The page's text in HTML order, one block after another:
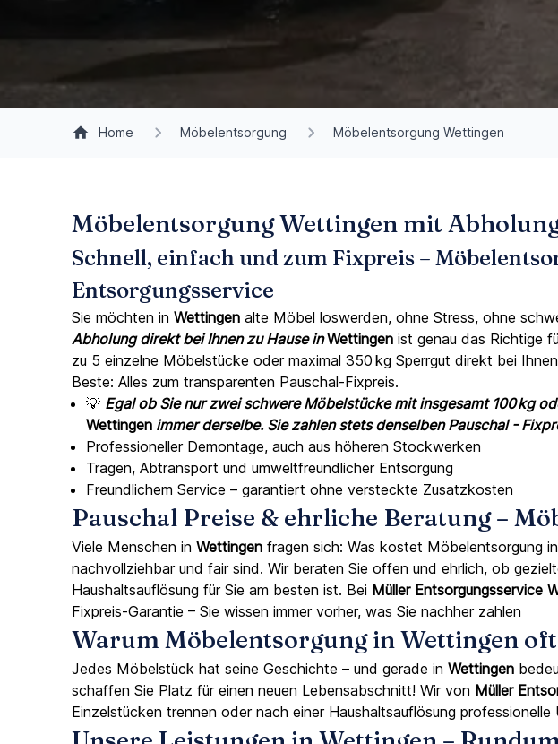
Home Möbelentsorgung Möbelentsorgung Wettingen
Möbelentsorgung Wettingen mit
Schnell, einfach und zum Fixpreis –
Entsorgungsservice
Sie möchten in Wettingen alte Möbel loswerden, ohne Stress, ohne
Abholung direkt bei Ihnen zu Hause inWettingen ist genau das Richtige
zu 5 einzelne Möbelstücke oder maximal 350 kg Sperrgut direkt bei
Beste: Alles zum transparenten Pauschal-Fixpreis.
💡 Egal ob Sie nur zwei schwere Möbelstücke mit insgesamt 100 kg
Wettingen immer derselbe. Sie zahlen stets denselben Pauschal -
Professioneller Demontage, auch aus höheren Stockwerken
Tragen, Abtransport und umweltfreundlicher Entsorgung
Freundlichem Service – garantiert ohne versteckte Zusatzkosten
Pauschal Preise & ehrliche Beratung –
Viele Menschen in Wettingen fragen sich: Was kostet Möbelentsorgung in
nachvollziehbar und fair sind. Wir beraten Sie offen und ehrlich, ob
Haushaltsauflösung für Sie am besten ist. Bei Müller Entsorgungsservice
Fixpreis-Garantie – Sie wissen immer vorher, was Sie nachher zahlen
Warum Möbelentsorgung in Wettingen
Jedes Möbelstück hat seine Geschichte – und gerade in Wettingen
schaffen Sie Platz für einen neuen Lebensabschnitt! Wir von Müller
Einzelstücken trennen oder nach einer Haushaltsauflösung